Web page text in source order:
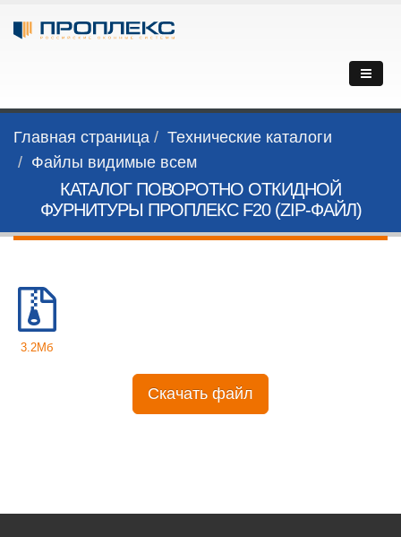
Главная страница
Технические каталоги
Файлы видимые всем
КАТАЛОГ ПОВОРОТНО ОТКИДНОЙ
ФУРНИТУРЫ ПРОПЛЕКС F20 (ZIP-ФАЙЛ)
3.2Мб
Скачать файл